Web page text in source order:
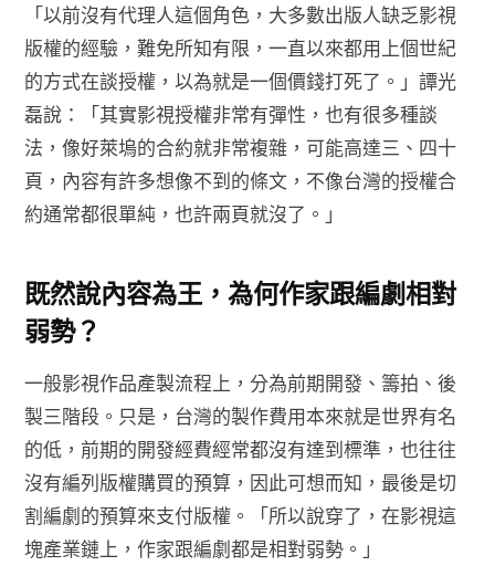
「以前沒有代理人這個角色，大多數出版人缺乏影視
版權的經驗，難免所知有限，一直以來都用上個世紀
的方式在談授權，以為就是一個價錢打死了。」譚光
磊說：「其實影視授權非常有彈性，也有很多種談
法，像好萊塢的合約就非常複雜，可能高達三、四十
頁，內容有許多想像不到的條文，不像台灣的授權合
約通常都很單純，也許兩頁就沒了。」
既然說內容為王，為何作家跟編劇相對
弱勢？
一般影視作品產製流程上，分為前期開發、籌拍、後
製三階段。只是，台灣的製作費用本來就是世界有名
的低，前期的開發經費經常都沒有達到標準，也往往
沒有編列版權購買的預算，因此可想而知，最後是切
割編劇的預算來支付版權。「所以說穿了，在影視這
塊產業鏈上，作家跟編劇都是相對弱勢。」